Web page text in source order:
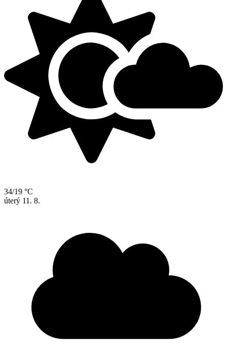
34/19 °C
úterý 11. 8.